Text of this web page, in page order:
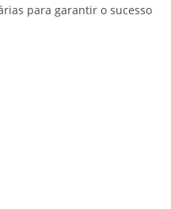
para garantir o sucesso